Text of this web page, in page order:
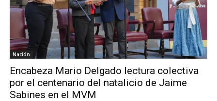
Nación
Encabeza Mario Delgado lectura colectiva
por el centenario del natalicio de Jaime
Sabines en el MVM